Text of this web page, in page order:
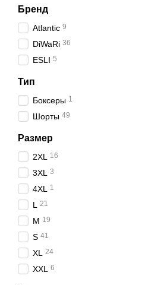
Бренд
Atlantic 9
DiWaRi 36
ESLI 5
Тип
Боксеры 1
Шорты 49
Размер
2XL 16
3XL 3
4XL 1
L 21
M 19
S 41
XL 24
XXL 6